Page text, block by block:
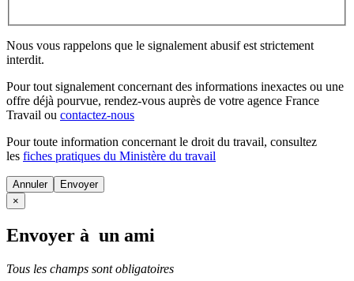
Nous vous rappelons que le signalement abusif est strictement
interdit.
Pour tout signalement concernant des informations inexactes ou une
offre déjà pourvue, rendez-vous auprès de votre agence France
Travail ou contactez-nous
Pour toute information concernant le droit du travail, consultez
les fiches pratiques du Ministère du travail
Annuler
×
Envoyer à un ami
Tous les champs sont obligatoires